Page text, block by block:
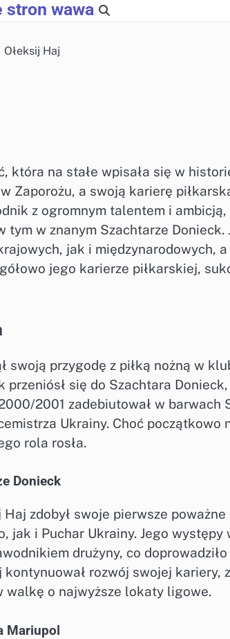
stron wawa
Ołeksij Haj
która na stałe wpisała się w
Zaporożu, a swoją karierę
z ogromnym talentem i
tym w znanym Szachtarze
jak i międzynarodowych,
jego karierze piłkarskiej,
swoją przygodę z piłką nożną w
przeniósł się do Szachtara
2001 zadebiutował w barwach
Ukrainy. Choć początkowo
rola rosła.
Donieck
Haj zdobył swoje pierwsze
jak i Puchar Ukrainy. Jego
drużyny, co
rozwój swojej kariery,
walkę o najwyższe lokaty ligowe.
Mariupol